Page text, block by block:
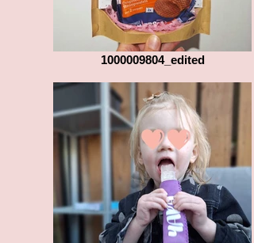
1000009804_edited